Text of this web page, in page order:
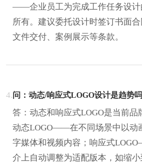
——企业员工为完成工作任务设计
所有。建议委托设计时签订书面
文件交付、案例展示等条款。
4.问：动态/响应式LOGO设计是趋势
答：动态和响应式LOGO是当前品
动态LOGO——在不同场景中以动
字媒体和视频内容；响应式
介上自动调整为适配版本，如缩小